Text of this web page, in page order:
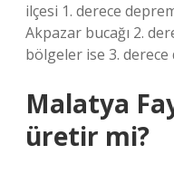
ilçesi 1. derece
Akpazar bucağı 2.
bölgeler ise 3.
Malatya
üretir mi?